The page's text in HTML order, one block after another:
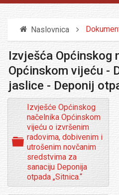
Naslovnica
Izvješća Općinskog
Općinskom vijeću -
jaslice - Deponij
F
o
d
e
r
Izvješće Općinskog
načelnika Općinskom
vijeću o izvršenim
radovima, dobivenim i
utrošenim novčanim
sredstvima za
sanaciju Deponija
otpada „Sitnica.“